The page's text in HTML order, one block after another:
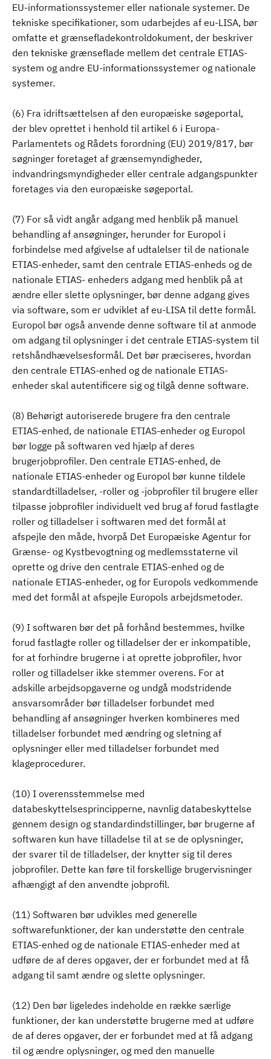
EU-informationssystemer eller nationale systemer. De
tekniske specifikationer, som udarbejdes af eu-LISA, bør
omfatte et grænsefladekontroldokument, der beskriver
den tekniske grænseflade mellem det centrale ETIAS-
system og andre EU-informationssystemer og nationale
systemer.
(6) Fra idriftsættelsen af den europæiske søgeportal,
der blev oprettet i henhold til artikel 6 i Europa-
Parlamentets og Rådets forordning (EU) 2019/817, bør
søgninger foretaget af grænsemyndigheder,
indvandringsmyndigheder eller centrale adgangspunkter
foretages via den europæiske søgeportal.
(7) For så vidt angår adgang med henblik på manuel
behandling af ansøgninger, herunder for Europol i
forbindelse med afgivelse af udtalelser til de nationale
ETIAS-enheder, samt den centrale ETIAS-enheds og de
nationale ETIAS- enheders adgang med henblik på at
ændre eller slette oplysninger, bør denne adgang gives
via software, som er udviklet af eu-LISA til dette formål.
Europol bør også anvende denne software til at anmode
om adgang til oplysninger i det centrale ETIAS-system til
retshåndhævelsesformål. Det bør præciseres, hvordan
den centrale ETIAS-enhed og de nationale ETIAS-
enheder skal autentificere sig og tilgå denne software.
(8) Behørigt autoriserede brugere fra den centrale
ETIAS-enhed, de nationale ETIAS-enheder og Europol
bør logge på softwaren ved hjælp af deres
brugerjobprofiler. Den centrale ETIAS-enhed, de
nationale ETIAS-enheder og Europol bør kunne tildele
standardtilladelser, -roller og -jobprofiler til brugere eller
tilpasse jobprofiler individuelt ved brug af forud fastlagte
roller og tilladelser i softwaren med det formål at
afspejle den måde, hvorpå Det Europæiske Agentur for
Grænse- og Kystbevogtning og medlemsstaterne vil
oprette og drive den centrale ETIAS-enhed og de
nationale ETIAS-enheder, og for Europols vedkommende
med det formål at afspejle Europols arbejdsmetoder.
(9) I softwaren bør det på forhånd bestemmes, hvilke
forud fastlagte roller og tilladelser der er inkompatible,
for at forhindre brugerne i at oprette jobprofiler, hvor
roller og tilladelser ikke stemmer overens. For at
adskille arbejdsopgaverne og undgå modstridende
ansvarsområder bør tilladelser forbundet med
behandling af ansøgninger hverken kombineres med
tilladelser forbundet med ændring og sletning af
oplysninger eller med tilladelser forbundet med
klageprocedurer.
(10) I overensstemmelse med
databeskyttelsesprincipperne, navnlig databeskyttelse
gennem design og standardindstillinger, bør brugerne af
softwaren kun have tilladelse til at se de oplysninger,
der svarer til de tilladelser, der knytter sig til deres
jobprofiler. Dette kan føre til forskellige brugervisninger
afhængigt af den anvendte jobprofil.
(11) Softwaren bør udvikles med generelle
softwarefunktioner, der kan understøtte den centrale
ETIAS-enhed og de nationale ETIAS-enheder med at
udføre de af deres opgaver, der er forbundet med at få
adgang til samt ændre og slette oplysninger.
(12) Den bør ligeledes indeholde en række særlige
funktioner, der kan understøtte brugerne med at udføre
de af deres opgaver, der er forbundet med at få adgang
til og ændre oplysninger, og med den manuelle